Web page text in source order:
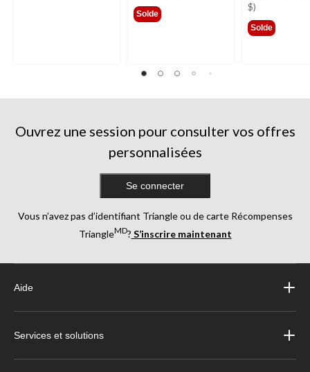
Solde
$)
Solde
Ouvrez une session pour consulter vos offres
personnalisées
Se connecter
Vous n’avez pas d’identifiant Triangle ou de carte Récompenses
TriangleMD? S’inscrire maintenant
Aide
Services et solutions